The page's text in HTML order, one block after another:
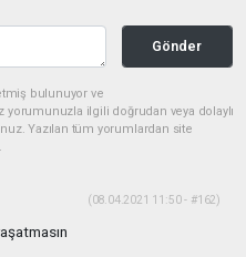
Gönder
bulunuyor ve
yorumunuzla ilgili doğrudan veya dolaylı
Yazılan tüm yorumlardan site
(08.04.2021 11:50 - #162)